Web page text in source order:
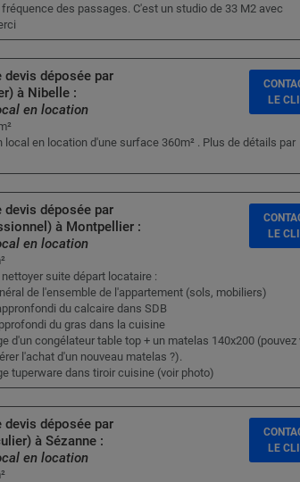
des passages. C'est un studio de 33 M2 avec
devis déposée par
à Nibelle :
en location
local en location d'une surface 360m² . Plus de détails par
LE
devis déposée par
à Montpellier :
en location
suite départ locataire :
de l'ensemble de l'appartement (sols, mobiliers)
du calcaire dans SDB
du gras dans la cuisine
d'un congélateur table top + un matelas 140x200 (pouvez
l'achat d'un nouveau matelas ?).
tuperware dans tiroir cuisine (voir photo)
LE
devis déposée par
à Sézanne :
en location
LE